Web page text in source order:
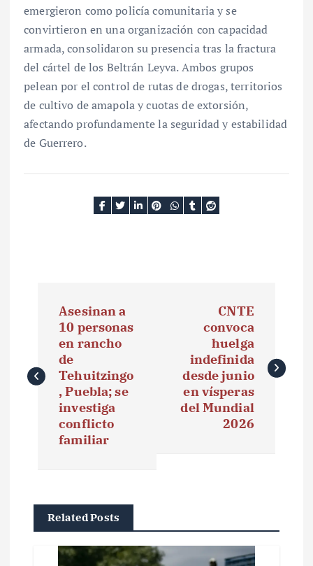
emergieron como policía comunitaria y se
convirtieron en una organización con capacidad
armada, consolidaron su presencia tras la fractura
del cártel de los Beltrán Leyva. Ambos grupos
pelean por el control de rutas de drogas, territorios
de cultivo de amapola y cuotas de extorsión,
afectando profundamente la seguridad y estabilidad
de Guerrero.
e
Asesinan a
10 personas
en rancho
de
Tehuitzingo
, Puebla; se
investiga
conflicto
familiar
CNTE
convoca
huelga
indefinida
desde junio
en vísperas
del Mundial
2026
Related Posts